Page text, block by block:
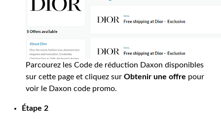
Parcourez les Code de réduction Daxon disponibles
sur cette page et cliquez sur Obtenir une offre pour
voir le Daxon code promo.
Étape 2